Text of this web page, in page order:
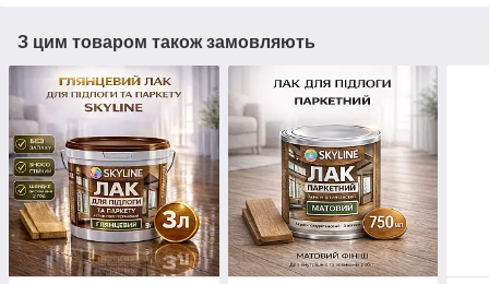
З цим товаром також замовляють